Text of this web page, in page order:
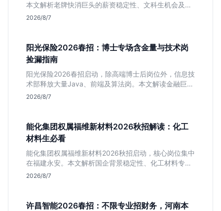
本文解析老牌快消巨头的薪资稳定性、文科生机会及决
策链条长的局限，帮你判断是否值得投递。
2026/8/7
阳光保险2026春招：博士专场含金量与技术岗
捡漏指南
阳光保险2026春招启动，除高端博士后岗位外，信息技
术部释放大量Java、前端及算法岗。本文解读金融巨头
校招门槛，分析技术岗需求与投递价值，助你快速判断
2026/8/7
能化集团权属福维新材料2026秋招解读：化工
材料生必看
能化集团权属福维新材料2026秋招启动，核心岗位集中
在福建永安。本文解析国企背景稳定性、化工材料专业
匹配度及工作地点限制，助理工科生判断是否值得投
2026/8/7
许昌智能2026春招：不限专业招财务，河南本